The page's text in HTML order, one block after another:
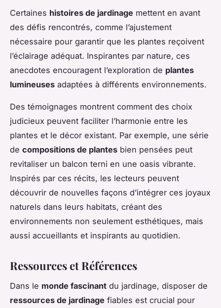
Certaines histoires de jardinage mettent en avant
des défis rencontrés, comme l’ajustement
nécessaire pour garantir que les plantes reçoivent
l’éclairage adéquat. Inspirantes par nature, ces
anecdotes encouragent l’exploration de plantes
lumineuses adaptées à différents environnements.
Des témoignages montrent comment des choix
judicieux peuvent faciliter l’harmonie entre les
plantes et le décor existant. Par exemple, une série
de compositions de plantes bien pensées peut
revitaliser un balcon terni en une oasis vibrante.
Inspirés par ces récits, les lecteurs peuvent
découvrir de nouvelles façons d’intégrer ces joyaux
naturels dans leurs habitats, créant des
environnements non seulement esthétiques, mais
aussi accueillants et inspirants au quotidien.
Ressources et Références
Dans le monde fascinant du jardinage, disposer de
ressources de jardinage fiables est crucial pour